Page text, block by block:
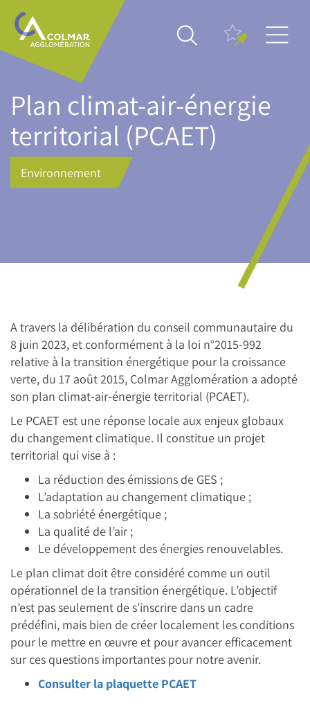
Aller
contenu
principal
Main
navigation
Plan climat-air-énergie
territorial (PCAET)
Environnement
A travers la délibération du conseil communautaire du
8 juin 2023, et conformément à la loi n°2015-992
relative à la transition énergétique pour la croissance
verte, du 17 août 2015, Colmar Agglomération a adopté
son plan climat-air-énergie territorial (PCAET).
Le PCAET est une réponse locale aux enjeux globaux
du changement climatique. Il constitue un projet
territorial qui vise à :
La réduction des émissions de GES ;
L’adaptation au changement climatique ;
La sobriété énergétique ;
La qualité de l’air ;
Le développement des énergies renouvelables.
Le plan climat doit être considéré comme un outil
opérationnel de la transition énergétique. L’objectif
n’est pas seulement de s’inscrire dans un cadre
prédéfini, mais bien de créer localement les conditions
pour le mettre en œuvre et pour avancer efficacement
sur ces questions importantes pour notre avenir.
Consulter la plaquette PCAET